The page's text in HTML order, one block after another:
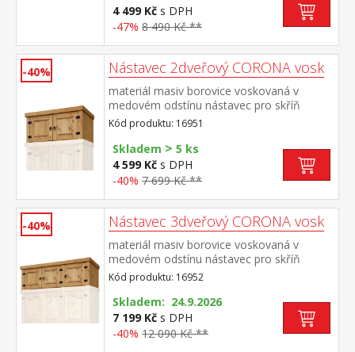
4 499 Kč s DPH
-47% 8 490 Kč **
-40% Nástavec 2dveřový CORONA vosk
materiál masiv borovice voskovaná v
medovém odstínu nástavec pro skříň
162820 součást sestavy Corona
Kód produktu: 16951
Skladem > 5 ks
4 599 Kč s DPH
-40% 7 699 Kč **
-40% Nástavec 3dveřový CORONA vosk
materiál masiv borovice voskovaná v
medovém odstínu nástavec pro skříň
162818 součást sestavy Corona
Kód produktu: 16952
Skladem: 24.9.2026
7 199 Kč s DPH
-40% 12 090 Kč **